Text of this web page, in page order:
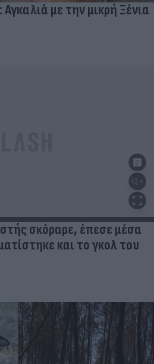
με την μικρή Ξένια
σκόραρε, έπεσε μέσα
και το γκολ του